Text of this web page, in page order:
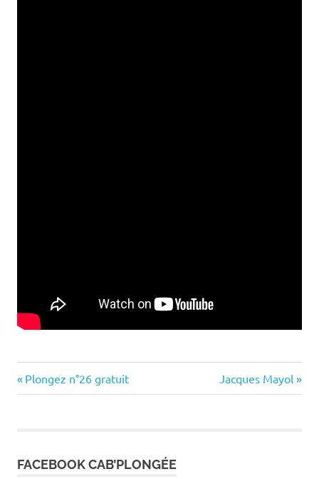
Navigation
Previous
Post:
Plongez n°26 gratuit
Next
Post:
Jacques Mayol
FACEBOOK CAB’PLONGÉE